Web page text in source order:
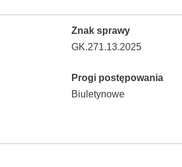
Znak sprawy
GK.271.13.2025
Progi postępowania
Biuletynowe